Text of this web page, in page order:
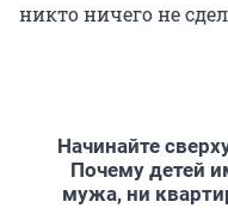
никто ничего не
Начинайте
Почему детей
мужа, ни